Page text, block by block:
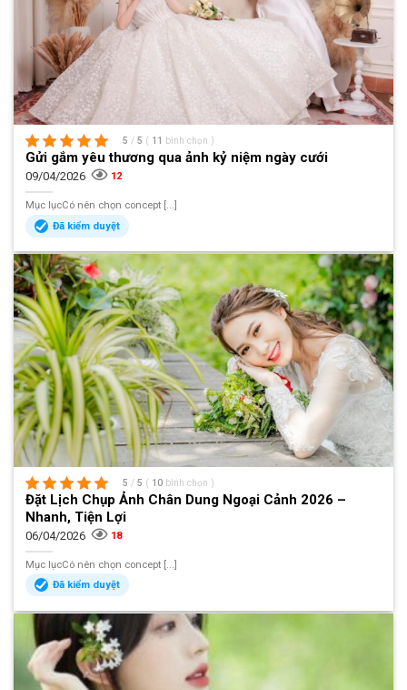
5 / 5 ( 11 bình chọn )
Gửi gắm yêu thương qua ảnh kỷ niệm ngày cưới
09/04/2026 12
Mục lụcCó nên chọn concept [...]
Đã kiểm duyệt
5 / 5 ( 10 bình chọn )
Đặt Lịch Chụp Ảnh Chân Dung Ngoại Cảnh 2026 –
Nhanh, Tiện Lợi
06/04/2026 18
Mục lụcCó nên chọn concept [...]
Đã kiểm duyệt